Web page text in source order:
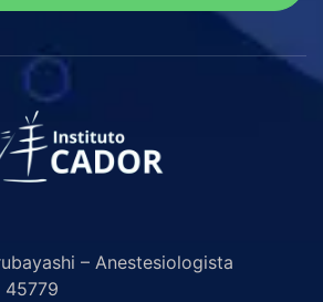
– Anestesiologista
45779